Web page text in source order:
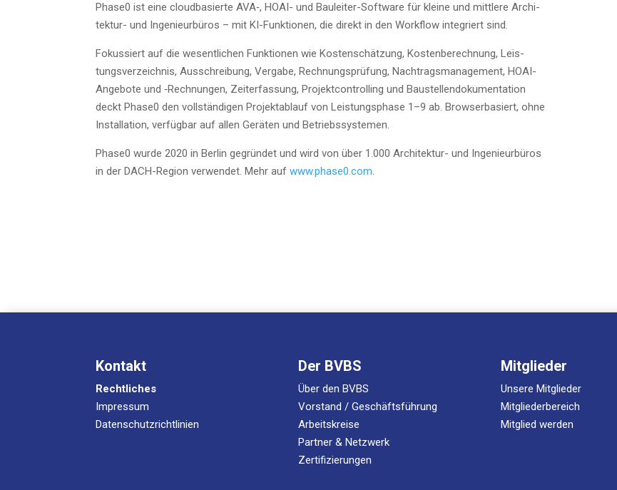
Phase0 ist eine cloud­ba­sier­te AVA‑, HOAI- und Bau­lei­ter-Soft­ware für klei­ne und mitt­le­re Archi­
tek­tur- und Inge­nieur­bü­ros – mit KI-Funk­tio­nen, die direkt in den Work­flow inte­griert sind.
Fokus­siert auf die wesent­li­chen Funk­tio­nen wie Kos­ten­schät­zung, Kos­ten­be­rech­nung, Leis­
tungs­ver­zeich­nis, Aus­schrei­bung, Ver­ga­be, Rech­nungs­prü­fung, Nach­trags­ma­nage­ment, HOAI-
Ange­bo­te und ‑Rech­nun­gen, Zeit­er­fas­sung, Pro­jekt­con­trol­ling und Bau­stel­len­do­ku­men­ta­ti­on
deckt Phase0 den voll­stän­di­gen Pro­jekt­ab­lauf von Leis­tungs­pha­se 1–9 ab. Brow­ser­ba­siert, ohne
Instal­la­ti­on, ver­füg­bar auf allen Gerä­ten und Betriebssystemen.
Phase0 wur­de 2020 in Ber­lin gegrün­det und wird von über 1.000 Archi­tek­tur- und Inge­nieur­bü­ros
in der DACH-Regi­on ver­wen­det. Mehr aufwww.phase0.com.
Kontakt
Rechtliches
Impressum
Datenschutzrichtlinien
Der BVBS
Über den BVBS
Vorstand / Geschäftsführung
Arbeitskreise
Partner & Netzwerk
Zertifizierungen
Mitglieder
Unsere Mitglieder
Mitgliederbereich
Mitglied werden